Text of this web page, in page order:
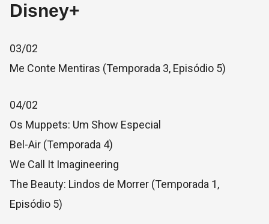
Disney+
03/02
Me Conte Mentiras (Temporada 3, Episódio 5)
04/02
Os Muppets: Um Show Especial
Bel-Air (Temporada 4)
We Call It Imagineering
The Beauty: Lindos de Morrer (Temporada 1,
Episódio 5)